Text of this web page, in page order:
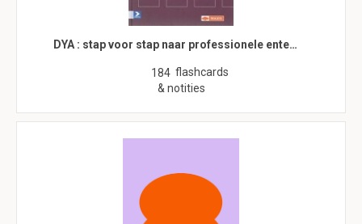
DYA : stap voor stap naar professionele ente…
184 flashcards
& notities